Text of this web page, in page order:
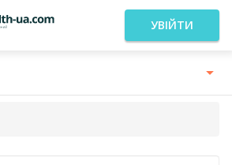
УВІЙТИ